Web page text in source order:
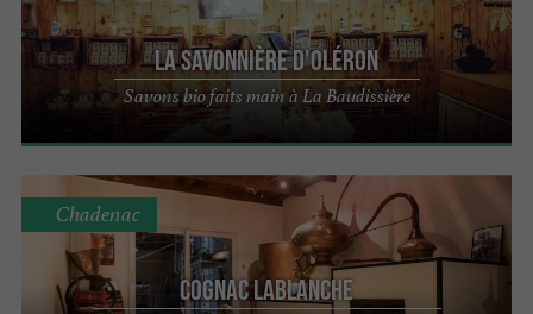
La Savonnière d'Oléron
Savons bio faits main à La Baudissière
Cognac Lablanche
Chadenac